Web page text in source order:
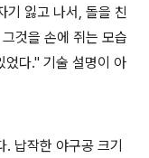
기 잃고 나서, 돌을 친
것을 손에 쥐는 모습
었다." 기술 설명이 아
납작한 야구공 크기